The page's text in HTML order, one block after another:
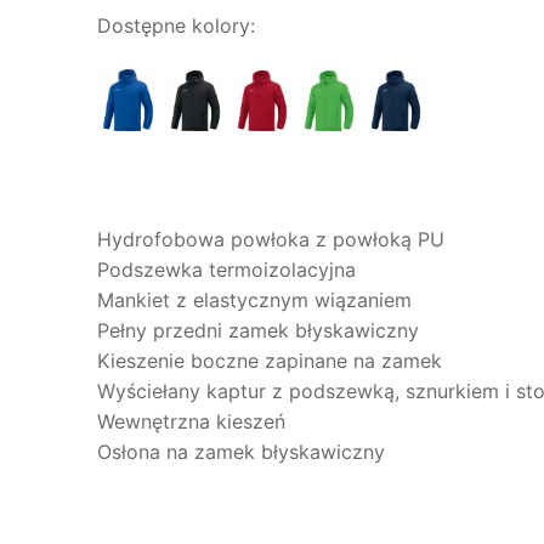
Dostępne kolory:
Hydrofobowa powłoka z powłoką PU
Podszewka termoizolacyjna
Mankiet z elastycznym wiązaniem
Pełny przedni zamek błyskawiczny
Kieszenie boczne zapinane na zamek
Wyściełany kaptur z podszewką, sznurkiem i
Wewnętrzna kieszeń
Osłona na zamek błyskawiczny